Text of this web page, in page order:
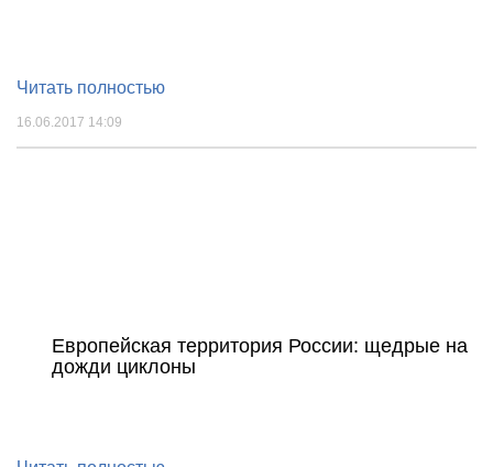
Читать полностью
16.06.2017 14:09
Европейская территория России: щедрые на
дожди циклоны